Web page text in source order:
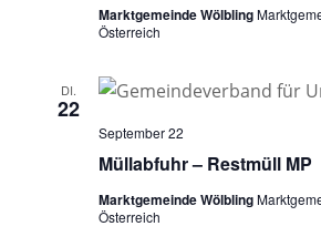
Marktgemeinde Wölbling
Österreich
DI.
22
Müllabfuhr – Restmüll MP
September 22
Marktgemeinde Wölbling
Österreich